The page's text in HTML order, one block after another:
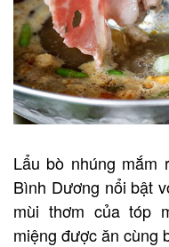
Lẩu bò nhúng mắm
Bình Dương nổi bật
mùi thơm của tóp
miệng được ăn cùng